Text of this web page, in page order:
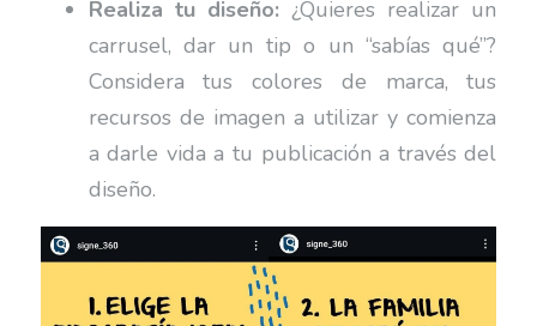
Realiza tu diseño:¿Quieres realizar un
carrusel, dar un tip o un “sabías qué”?
Considera tus colores de marca, tus
recursos de imagen a utilizar y comienza
a darle vida a tu publicación a través del
diseño.